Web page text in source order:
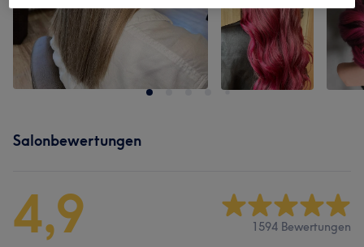
Salonbewertungen
4,9 1594 Bewertungen